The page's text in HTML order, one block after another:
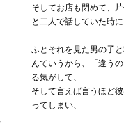
そしてお店も閉めて、
と二人で話していた時
ふとそれを見た男の子
んていうから、「違う
る気がして、
そして言えば言うほど
ってしまい、